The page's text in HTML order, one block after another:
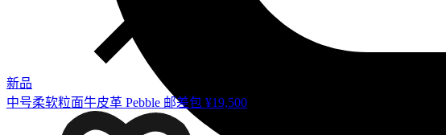
新品
中号柔软粒面牛皮革 Pebble 邮差包 ¥19,500